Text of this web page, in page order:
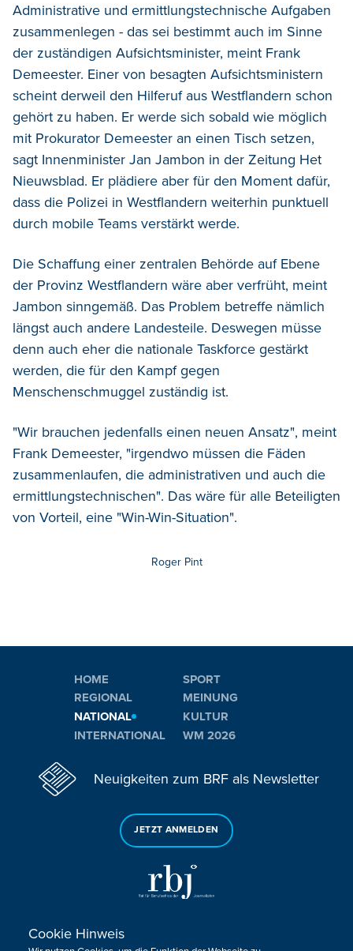
Administrative und ermittlungstechnische Aufgaben
zusammenlegen - das sei bestimmt auch im Sinne
der zuständigen Aufsichtsminister, meint Frank
Demeester. Einer von besagten Aufsichtsministern
scheint derweil den Hilferuf aus Westflandern schon
gehört zu haben. Er werde sich sobald wie möglich
mit Prokurator Demeester an einen Tisch setzen,
sagt Innenminister Jan Jambon in der Zeitung Het
Nieuwsblad. Er plädiere aber für den Moment dafür,
dass die Polizei in Westflandern weiterhin punktuell
durch mobile Teams verstärkt werde.
Die Schaffung einer zentralen Behörde auf Ebene
der Provinz Westflandern wäre aber verfrüht, meint
Jambon sinngemäß. Das Problem betreffe nämlich
längst auch andere Landesteile. Deswegen müsse
denn auch eher die nationale Taskforce gestärkt
werden, die für den Kampf gegen
Menschenschmuggel zuständig ist.
"Wir brauchen jedenfalls einen neuen Ansatz", meint
Frank Demeester, "irgendwo müssen die Fäden
zusammenlaufen, die administrativen und auch die
ermittlungstechnischen". Das wäre für alle Beteiligten
von Vorteil, eine "Win-Win-Situation".
Roger Pint
HOME
REGIONAL
NATIONAL
INTERNATIONAL
SPORT
MEINUNG
KULTUR
WM 2026
Neuigkeiten zum BRF als Newsletter
JETZT ANMELDEN
Sie haben noch Fragen oder Anmerkungen?
Cookie Hinweis